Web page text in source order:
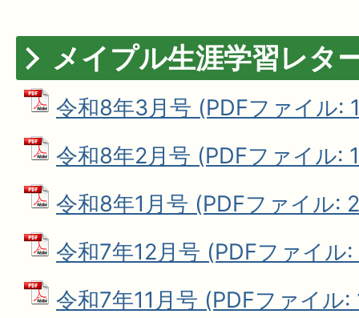
メイプル生涯学習レタ
令和8年3月号 (PDFファイル:
令和8年2月号 (PDFファイル:
令和8年1月号 (PDFファイル:
令和7年12月号 (PDFファイル:
令和7年11月号 (PDFファイル: